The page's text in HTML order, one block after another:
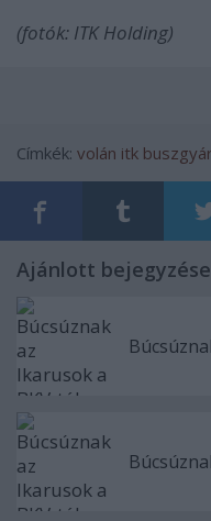
(fotók: ITK Holding)
Címkék: volán itk
Ajánlott